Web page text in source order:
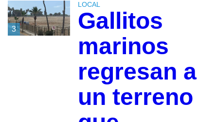
3
LOCAL
Gallitos
marinos
regresan a
un terreno